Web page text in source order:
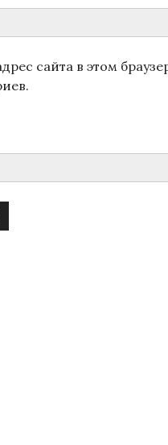
сайта в этом